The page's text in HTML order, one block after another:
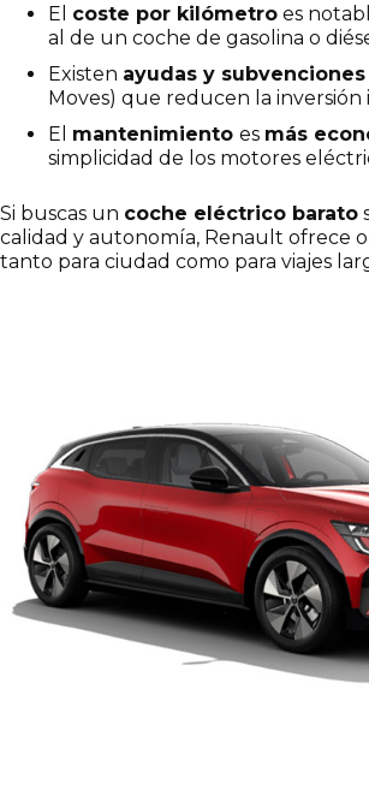
El coste por kilómetro es
al de un coche de gasolina o
Existen ayudas y subvenciones
Moves) que reducen la inversión
El mantenimiento es más
simplicidad de los motores
Si buscas un coche eléctrico barato
calidad y autonomía, Renault ofrece
tanto para ciudad como para viajes